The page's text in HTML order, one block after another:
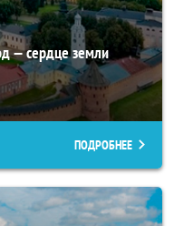
— сердце земли
ПОДРОБНЕЕ